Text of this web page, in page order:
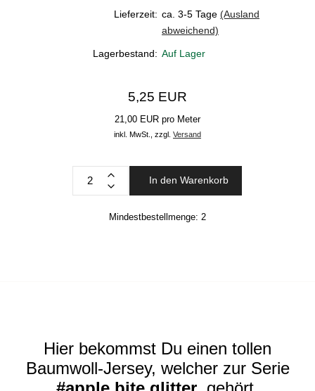
Lieferzeit: ca. 3-5 Tage (Ausland
abweichend)
Lagerbestand: Auf Lager
5,25 EUR
21,00 EUR pro Meter
inkl. MwSt., zzgl. Versand
In den Warenkorb
Mindestbestellmenge: 2
Hier bekommst Du einen tollen
Baumwoll-Jersey, welcher zur Serie